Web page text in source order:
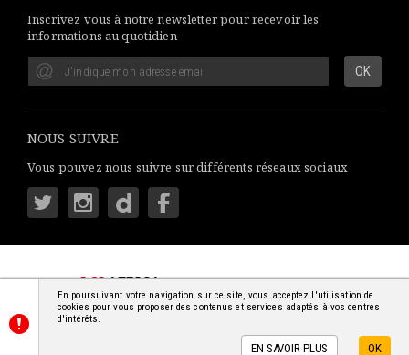
Inscrivez vous à notre newsletter pour recevoir les
informations au quotidien
NOUS SUIVRE
Vous pouvez nous suivre sur différents réseaux sociaux
LSIAFRICA: S'INFORMER SIMPLEMENT
© 2018-2026 - TOUS DROITS RÉSERVÉS
En poursuivant votre navigation sur ce site, vous acceptez l'utilisation de
cookies pour vous proposer des contenus et services adaptés à vos centres
d'intérêts.
EN SAVOIR PLUS OK